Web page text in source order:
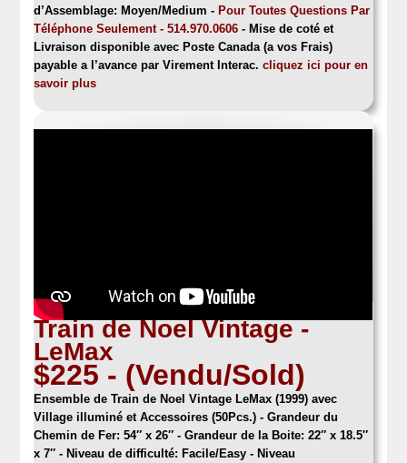
d’Assemblage: Moyen/Medium - Pour Toutes Questions Par
Téléphone Seulement - 514.970.0606 - Mise de coté et
Livraison disponible avec Poste Canada (a vos Frais)
payable a l’avance par Virement Interac.cliquez ici pour en
savoir plus
Train de Noel Vintage -
LeMax
$225 - (Vendu/Sold)
Ensemble de Train de Noel Vintage LeMax (1999) avec
Village illuminé et Accessoires (50Pcs.) - Grandeur du
Chemin de Fer: 54″ x 26″ - Grandeur de la Boite: 22″ x 18.5″
x 7″ - Niveau de difficulté: Facile/Easy - Niveau